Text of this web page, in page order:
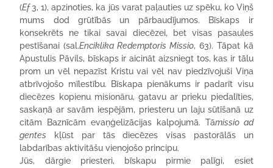
(Ef 3, 1), apzinoties, ka jūs varat paļauties uz spēku, ko Viņš
mums dod grūtībās un pārbaudījumos. Bīskaps ir
konsekrēts ne tikai savai diecēzei, bet visas pasaules
pestīšanai (sal.Enciklika Redemptoris Missio, 63). Tāpat kā
Apustulis Pāvils, bīskaps ir aicināt aizsniegt tos, kas ir tālu
prom un vēl nepazīst Kristu vai vēl nav piedzīvojuši Viņa
atbrīvojošo mīlestību. Bīskapa pienākums ir padarīt visu
diecēzes kopienu misionāru, gatavu ar prieku piedalīties,
saskaņā ar savām iespējām, priesteru un laju sūtīšanā uz
citām Baznīcām evaņģelizācijas kalpojumā. Tāmissio ad
gentes kļūst par tās diecēzes visas pastorālās un
labdarības aktivitāšu vienojošo principu.
Jūs, dārgie priesteri, bīskapu pirmie palīgi, esiet